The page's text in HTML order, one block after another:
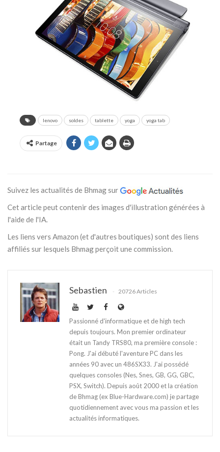
lenovo soldes tablette yoga yoga tab
Partage
Suivez les actualités de Bhmag sur
Cet article peut contenir des images d'illustration générées à
l'aide de l'IA.
Les liens vers Amazon (et d'autres boutiques) sont des liens
affiliés sur lesquels Bhmag perçoit une commission.
Sebastien 20726 Articles
Passionné d'informatique et de high tech
depuis toujours. Mon premier ordinateur
était un Tandy TRS80, ma première console :
Pong. J'ai débuté l'aventure PC dans les
années 90 avec un 486SX33. J'ai possédé
quelques consoles (Nes, Snes, GB, GG, GBC,
PSX, Switch). Depuis août 2000 et la création
de Bhmag (ex Blue-Hardware.com) je partage
quotidiennement avec vous ma passion et les
actualités informatiques.